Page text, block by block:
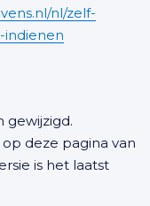
nl/zelf-
indienen
gewijzigd.
deze pagina van
is het laatst